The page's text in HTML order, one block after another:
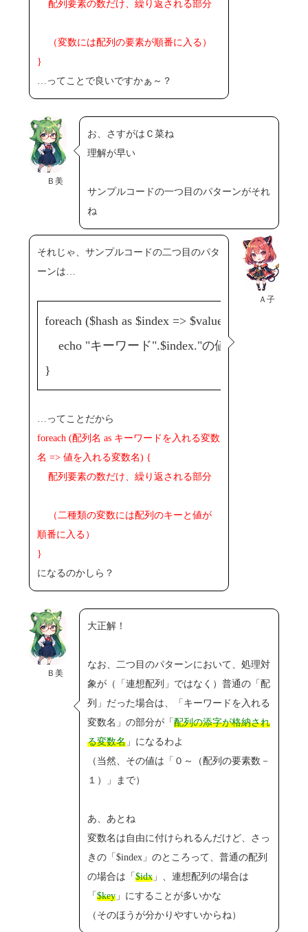
配列要素の数だけ、繰り返される部分
（変数には配列の要素が順番に入る）
}
…ってことで良いですかぁ～？
Ｂ美
お、さすがはＣ菜ね
理解が早い
サンプルコードの一つ目のパターンがそれ
ね
Ａ子
それじゃ、サンプルコードの二つ目のパタ
ーンは…
foreach ($hash as $index => $value) {
echo "キーワード".$index."の値は
}
…ってことだから
foreach (配列名 as キーワードを入れる変数
名 => 値を入れる変数名) {
配列要素の数だけ、繰り返される部分
（二種類の変数には配列のキーと値が
順番に入る）
}
になるのかしら？
Ｂ美
大正解！
なお、二つ目のパターンにおいて、処理対
象が（「連想配列」ではなく）普通の「配
列」だった場合は、「キーワードを入れる
変数名」の部分が「 配列の添字が格納され
る変数名」になるわよ
（当然、その値は「０～（配列の要素数－
１）」まで）
あ、あとね
変数名は自由に付けられるんだけど、さっ
きの「$index」のところって、普通の配列
の場合は「 $idx」、連想配列の場合は
「 $key」にすることが多いかな
（そのほうが分かりやすいからね）